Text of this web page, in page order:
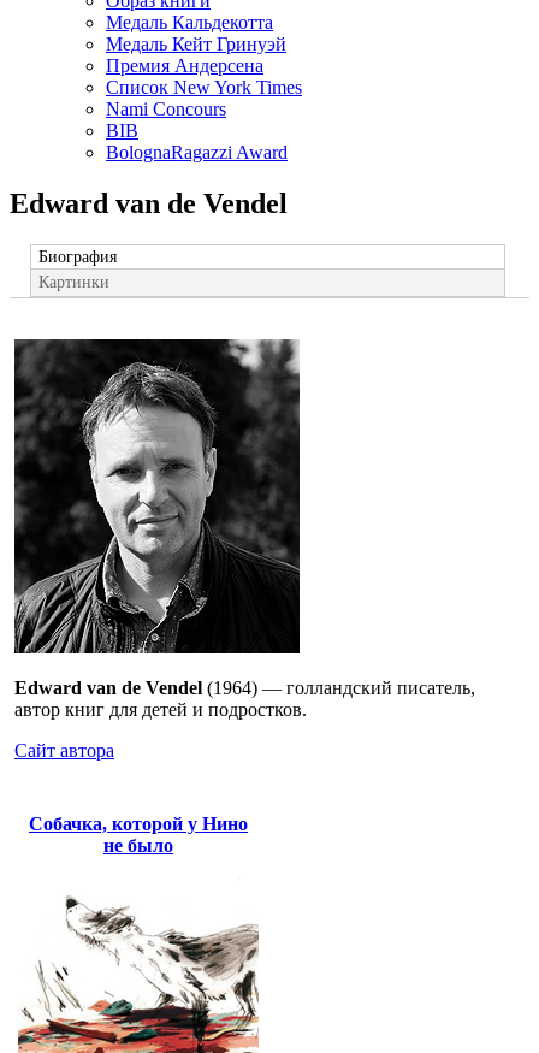
Медаль Кальдекотта
Медаль Кейт Гринуэй
Премия Андерсена
Список New York Times
Nami Concours
BIB
BolognaRagazzi Award
Edward van de Vendel
Биография
Картинки
Edward van de Vendel (1964) — голландский писатель,
автор книг для детей и подростков.
Сайт автора
Собачка, которой у Нино
не было